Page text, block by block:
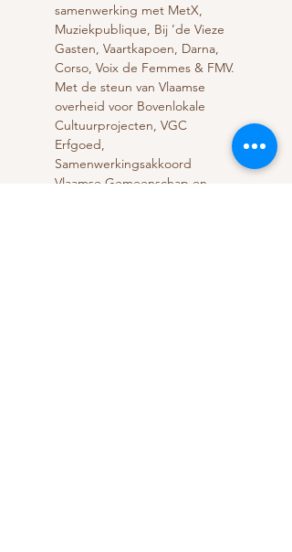
samenwerking met MetX,
Muziekpublique, Bij ’de Vieze
Gasten, Vaartkapoen, Darna,
Corso, Voix de Femmes & FMV.
Met de steun van Vlaamse
overheid voor Bovenlokale
Cultuurprojecten, VGC
Erfgoed,
Samenwerkingsakkoord
Vlaamse Gemeenschap en